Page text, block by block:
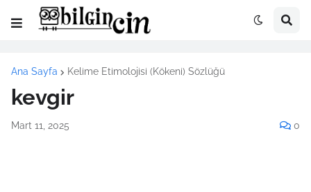
Ana Sayfa Kelime Etimolojisi (Kökeni) Sözlüğü
kevgir
Mart 11, 2025 0